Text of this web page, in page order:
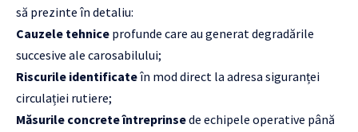
să prezinte în detaliu:
Cauzele tehnice profunde care au generat degradările
succesive ale carosabilului;
Riscurile identificateîn mod direct la adresa siguranței
circulației rutiere;
Măsurile concrete întreprinsede echipele operative până